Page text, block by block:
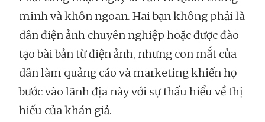
minh và khôn ngoan. Hai bạn không phải là
dân điện ảnh chuyên nghiệp hoặc được đào
tạo bài bản từ điện ảnh, nhưng con mắt của
dân làm quảng cáo và marketing khiến họ
bước vào lãnh địa này với sự thấu hiểu về thị
hiếu của khán giả.